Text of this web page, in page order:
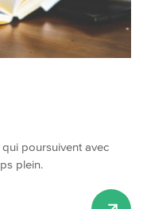
poursuivent avec
plein.